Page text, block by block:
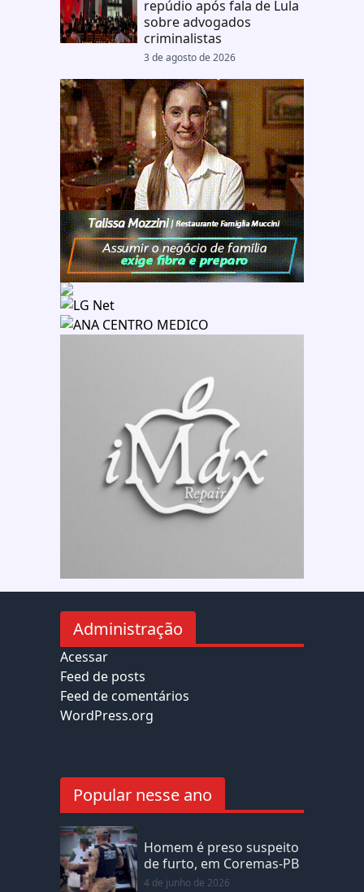
repúdio após fala de Lula
sobre advogados
criminalistas
3 de agosto de 2026
Administração
Acessar
Feed de posts
Feed de comentários
WordPress.org
Popular nesse ano
Homem é preso suspeito
de furto, em Coremas-PB
4 de junho de 2026